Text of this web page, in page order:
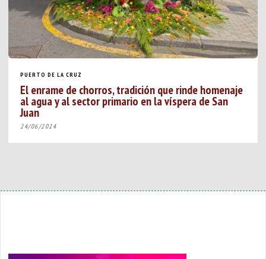
PUERTO DE LA CRUZ
El enrame de chorros, tradición que rinde homenaje
al agua y al sector primario en la víspera de San
Juan
24/06/2024